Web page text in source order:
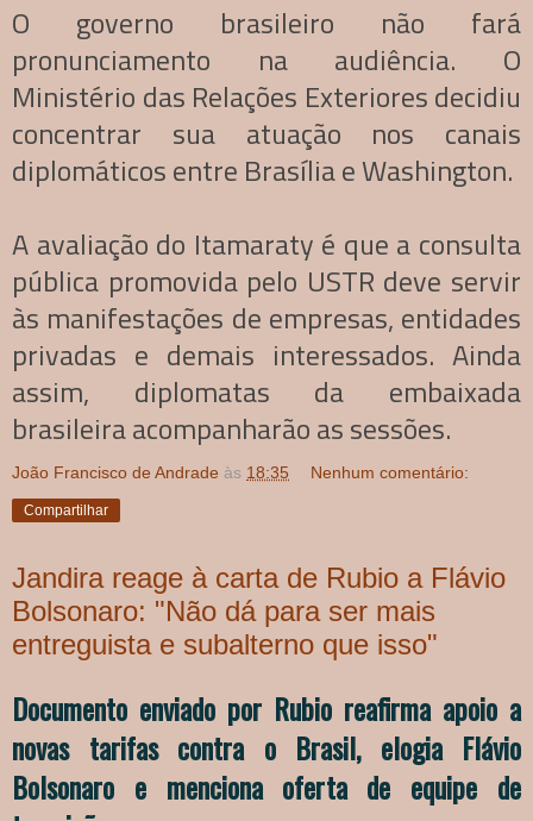
O governo brasileiro não fará
pronunciamento na audiência. O
Ministério das Relações Exteriores decidiu
concentrar sua atuação nos canais
diplomáticos entre Brasília e Washington.
A avaliação do Itamaraty é que a consulta
pública promovida pelo USTR deve servir
às manifestações de empresas, entidades
privadas e demais interessados. Ainda
assim, diplomatas da embaixada
brasileira acompanharão as sessões.
João Francisco de Andrade às 18:35 Nenhum comentário:
Compartilhar
Jandira reage à carta de Rubio a Flávio
Bolsonaro: "Não dá para ser mais
entreguista e subalterno que isso"
Documento enviado por Rubio reafirma apoio a
novas tarifas contra o Brasil, elogia Flávio
Bolsonaro e menciona oferta de equipe de